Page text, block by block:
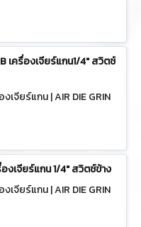
เครื่องเจียร์แกน1/4" สวิตช์
งเจียร์แกน | AIR DIE GRIN
องเจียร์แกน 1/4" สวิตช์ข้าง
งเจียร์แกน | AIR DIE GRIN